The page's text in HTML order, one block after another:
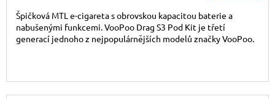
Špičková MTL e-cigareta s obrovskou kapacitou baterie a
nabušenými funkcemi. VooPoo Drag S3 Pod Kit je třetí
generací jednoho z nejpopulárnějších modelů značky VooPoo.